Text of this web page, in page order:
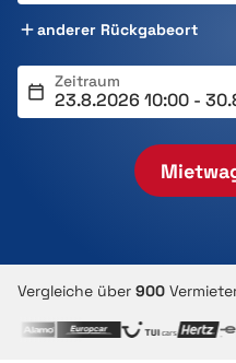
anderer Rückgabeort
Zeitraum
Vergleiche über 900